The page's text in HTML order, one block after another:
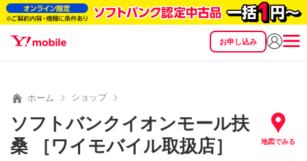
お申し込み
SEARCH
ホーム ショップ
ソフトバンクイオンモール扶
桑 ［ワイモバイル取扱店］
地図でみる